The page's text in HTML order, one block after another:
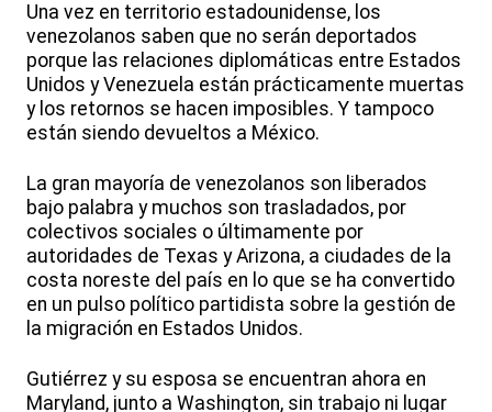
Una vez en territorio estadounidense, los
venezolanos saben que no serán deportados
porque las relaciones diplomáticas entre Estados
Unidos y Venezuela están prácticamente muertas
y los retornos se hacen imposibles. Y tampoco
están siendo devueltos a México.
La gran mayoría de venezolanos son liberados
bajo palabra y muchos son trasladados, por
colectivos sociales o últimamente por
autoridades de Texas y Arizona, a ciudades de la
costa noreste del país en lo que se ha convertido
en un pulso político partidista sobre la gestión de
la migración en Estados Unidos.
Gutiérrez y su esposa se encuentran ahora en
Maryland, junto a Washington, sin trabajo ni lugar